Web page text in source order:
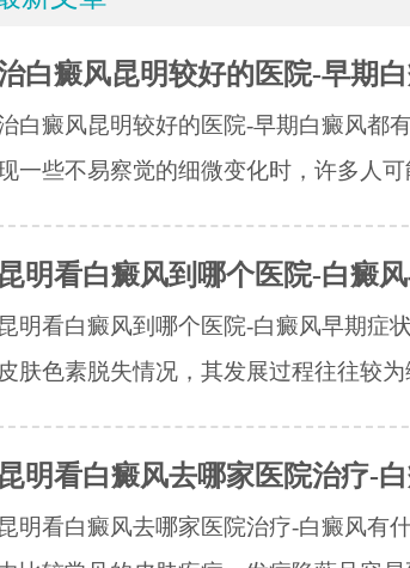
白癜风昆明较好的医院-早期
白癜风昆明较好的医院-早期白癜风都
一些不易察觉的细微变化时，许多人可
昆明看白癜风到哪个医院-白癜
昆明看白癜风到哪个医院-白癜风早期症
皮肤色素脱失情况，其发展过程往往较为
昆明看白癜风去哪家医院治疗-
昆明看白癜风去哪家医院治疗-白癜风有